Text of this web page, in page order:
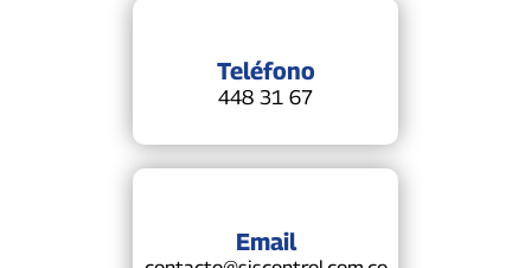
Teléfono
448 31 67
Email